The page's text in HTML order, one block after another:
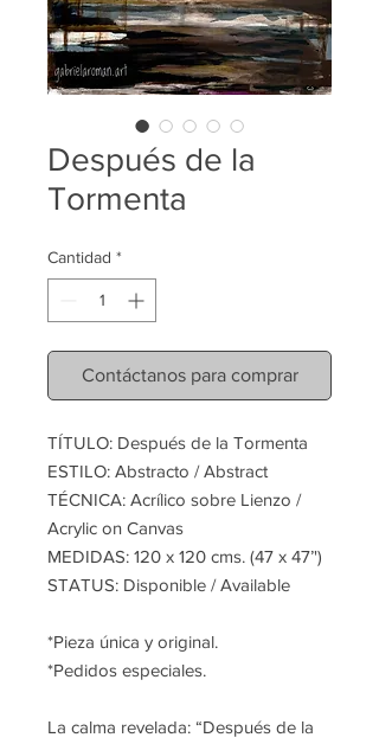
Después de la
Tormenta
Cantidad *
Contáctanos para comprar
TÍTULO: Después de la Tormenta
ESTILO: Abstracto / Abstract
TÉCNICA: Acrílico sobre Lienzo /
Acrylic on Canvas
MEDIDAS: 120 x 120 cms. (47 x 47’')
STATUS: Disponible / Available
*Pieza única y original.
*Pedidos especiales.
La calma revelada: “Después de la